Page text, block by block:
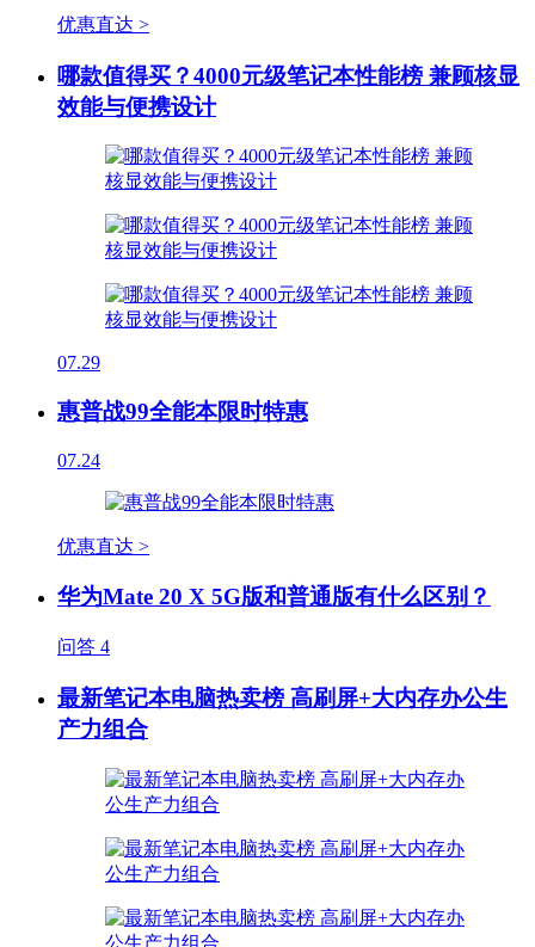
优惠直达 >
哪款值得买？4000元级笔记本性能榜 兼顾核显
效能与便携设计
07.29
惠普战99全能本限时特惠
07.24
优惠直达 >
华为Mate 20 X 5G版和普通版有什么区别？
问答 4
最新笔记本电脑热卖榜 高刷屏+大内存办公生
产力组合